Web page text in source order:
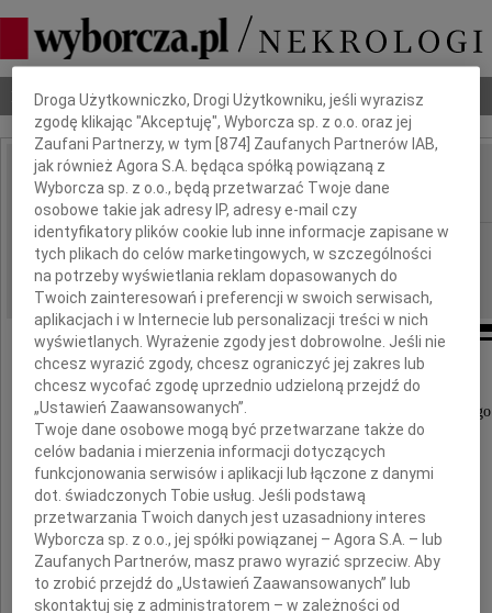
Nekrologi Odeszli Poradnik pogrzebowy
IMIĘ I NAZWISKO: Jacek Herold
REGION: Gdańsk
DATA EMISJI: 06.05.2025
Ze łzami w oczach i pełni smutku żegnamy
Wielkiego Przyjaciela naszego Portu Lotniczego
Jacka Herolda
właściciela restauracji Tygle i Amber Side
perfekcjonistę, doskonałego menadżera,
Dbamy o Twoją prywatność
Droga Użytkowniczko, Drogi Użytkowniku, jeśli wyrazisz
zgodę klikając "Akceptuję", Wyborcza sp. z o.o. oraz jej
Zaufani Partnerzy, w tym [874] Zaufanych Partnerów IAB,
jak również Agora S.A. będąca spółką powiązaną z
Wyborcza sp. z o.o., będą przetwarzać Twoje dane
osobowe takie jak adresy IP, adresy e-mail czy
identyfikatory plików cookie lub inne informacje zapisane w
tych plikach do celów marketingowych, w szczególności
na potrzeby wyświetlania reklam dopasowanych do
Twoich zainteresowań i preferencji w swoich serwisach,
aplikacjach i w Internecie lub personalizacji treści w nich
wyświetlanych. Wyrażenie zgody jest dobrowolne. Jeśli nie
chcesz wyrazić zgody, chcesz ograniczyć jej zakres lub
chcesz wycofać zgodę uprzednio udzieloną przejdź do
„Ustawień Zaawansowanych”.
Twoje dane osobowe mogą być przetwarzane także do
celów badania i mierzenia informacji dotyczących
funkcjonowania serwisów i aplikacji lub łączone z danymi
dot. świadczonych Tobie usług. Jeśli podstawą
przetwarzania Twoich danych jest uzasadniony interes
Wyborcza sp. z o.o., jej spółki powiązanej – Agora S.A. – lub
Zaufanych Partnerów, masz prawo wyrazić sprzeciw. Aby
to zrobić przejdź do „Ustawień Zaawansowanych” lub
skontaktuj się z administratorem – w zależności od